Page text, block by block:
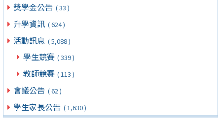
獎學金公告 ( 33 )
升學資訊 ( 624 )
活動訊息 ( 5,088 )
學生競賽 ( 339 )
教師競賽 ( 113 )
會議公告 ( 62 )
學生家長公告 ( 1,630 )